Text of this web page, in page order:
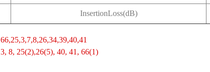
InsertionLoss(dB)
66,25,3,7,8,26,34,39,40,41
3, 8, 25(2),26(5), 40, 41, 66(1)